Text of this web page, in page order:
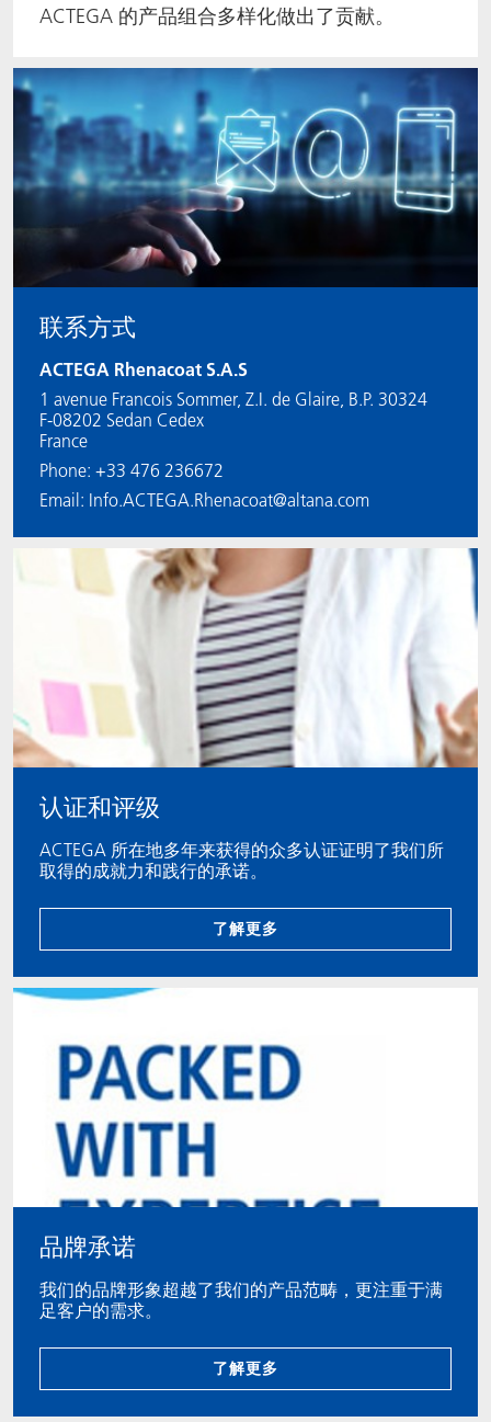
ACTEGA 的产品组合多样化做出了贡献。
联系方式
ACTEGA Rhenacoat S.A.S
1 avenue Francois Sommer, Z.I. de Glaire, B.P. 30324
F-08202 Sedan Cedex
France
Phone: +33 476 236672
Email: Info.ACTEGA.Rhenacoat@altana.com
认证和评级
ACTEGA 所在地多年来获得的众多认证证明了我们所
取得的成就力和践行的承诺。
了解更多
品牌承诺
我们的品牌形象超越了我们的产品范畴，更注重于满
足客户的需求。
了解更多